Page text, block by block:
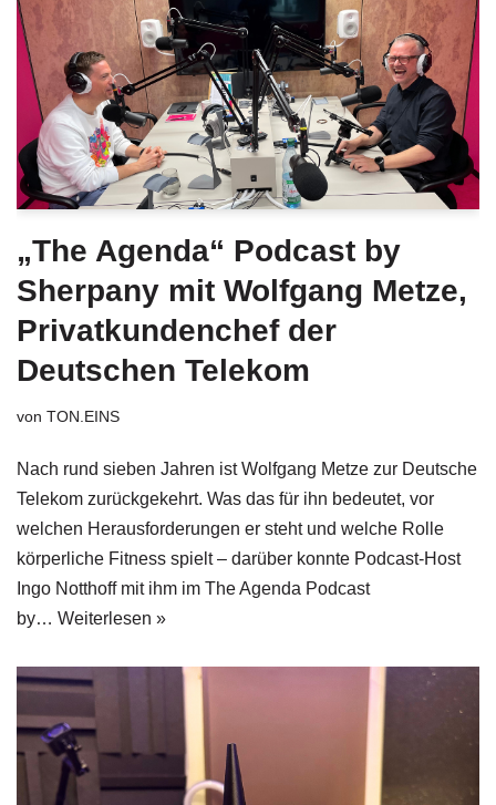
„The Agenda“ Podcast by
Sherpany mit Wolfgang Metze,
Privatkundenchef der
Deutschen Telekom
von TON.EINS
Nach rund sieben Jahren ist Wolfgang Metze zur Deutsche
Telekom zurückgekehrt. Was das für ihn bedeutet, vor
welchen Herausforderungen er steht und welche Rolle
körperliche Fitness spielt – darüber konnte Podcast-Host
Ingo Notthoff mit ihm im The Agenda Podcast
by… Weiterlesen »